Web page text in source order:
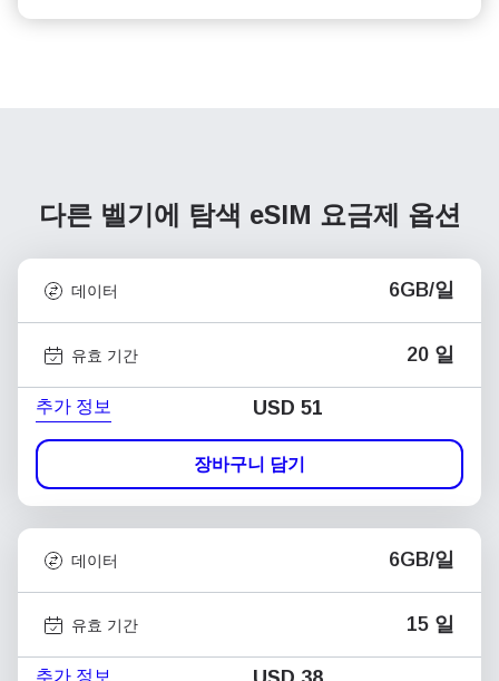
다른 벨기에 탐색 eSIM 요금제 옵션
데이터 6GB/일
유효 기간 20 일
추가 정보 USD 51
장바구니 담기
데이터 6GB/일
유효 기간 15 일
추가 정보